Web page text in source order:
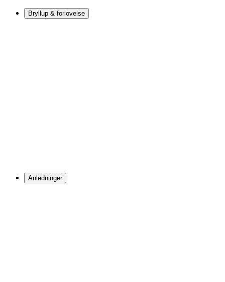
Bryllup & forlovelse
Anledninger